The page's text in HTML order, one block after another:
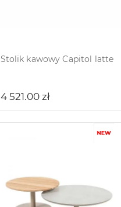
Stolik kawowy Capitol latte
4 521.00 zł